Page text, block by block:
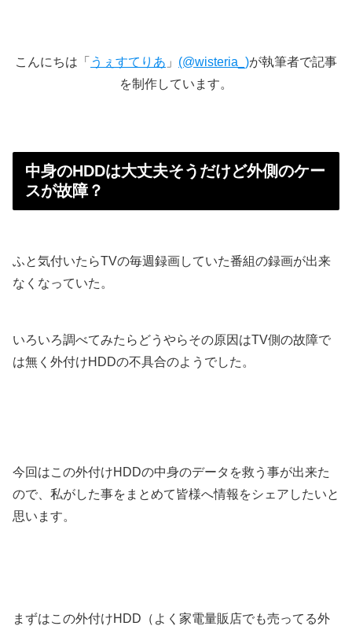
こんにちは「 うぇすてりあ 」 (@wisteria_)が執筆者で記事
を制作しています。
中身のHDDは大丈夫そうだけど外側のケー
スが故障？
ふと気付いたらTVの毎週録画していた番組の録画が出来
なくなっていた。
いろいろ調べてみたらどうやらその原因はTV側の故障で
は無く外付けHDDの不具合のようでした。
今回はこの外付けHDDの中身のデータを救う事が出来た
ので、私がした事をまとめて皆様へ情報をシェアしたいと
思います。
まずはこの外付けHDD（よく家電量販店でも売ってる外